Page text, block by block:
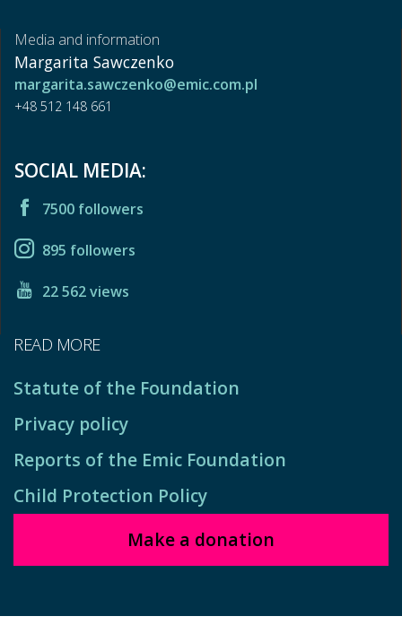
Media and information
Margarita Sawczenko
margarita.sawczenko@emic.com.pl
+48 512 148 661
SOCIAL MEDIA:
7500 followers
895 followers
22 562 views
READ MORE
Statute of the Foundation
Privacy policy
Reports of the Emic Foundation
Child Protection Policy
Make a donation